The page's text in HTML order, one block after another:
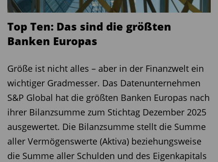
Top Ten: Das sind die größten
Banken Europas
Größe ist nicht alles – aber in der Finanzwelt ein
wichtiger Gradmesser. Das Datenunternehmen
S&P Global hat die größten Banken Europas nach
ihrer Bilanzsumme zum Stichtag Dezember 2025
ausgewertet. Die Bilanzsumme stellt die Summe
aller Vermögenswerte (Aktiva) beziehungsweise
die Summe aller Schulden und des Eigenkapitals